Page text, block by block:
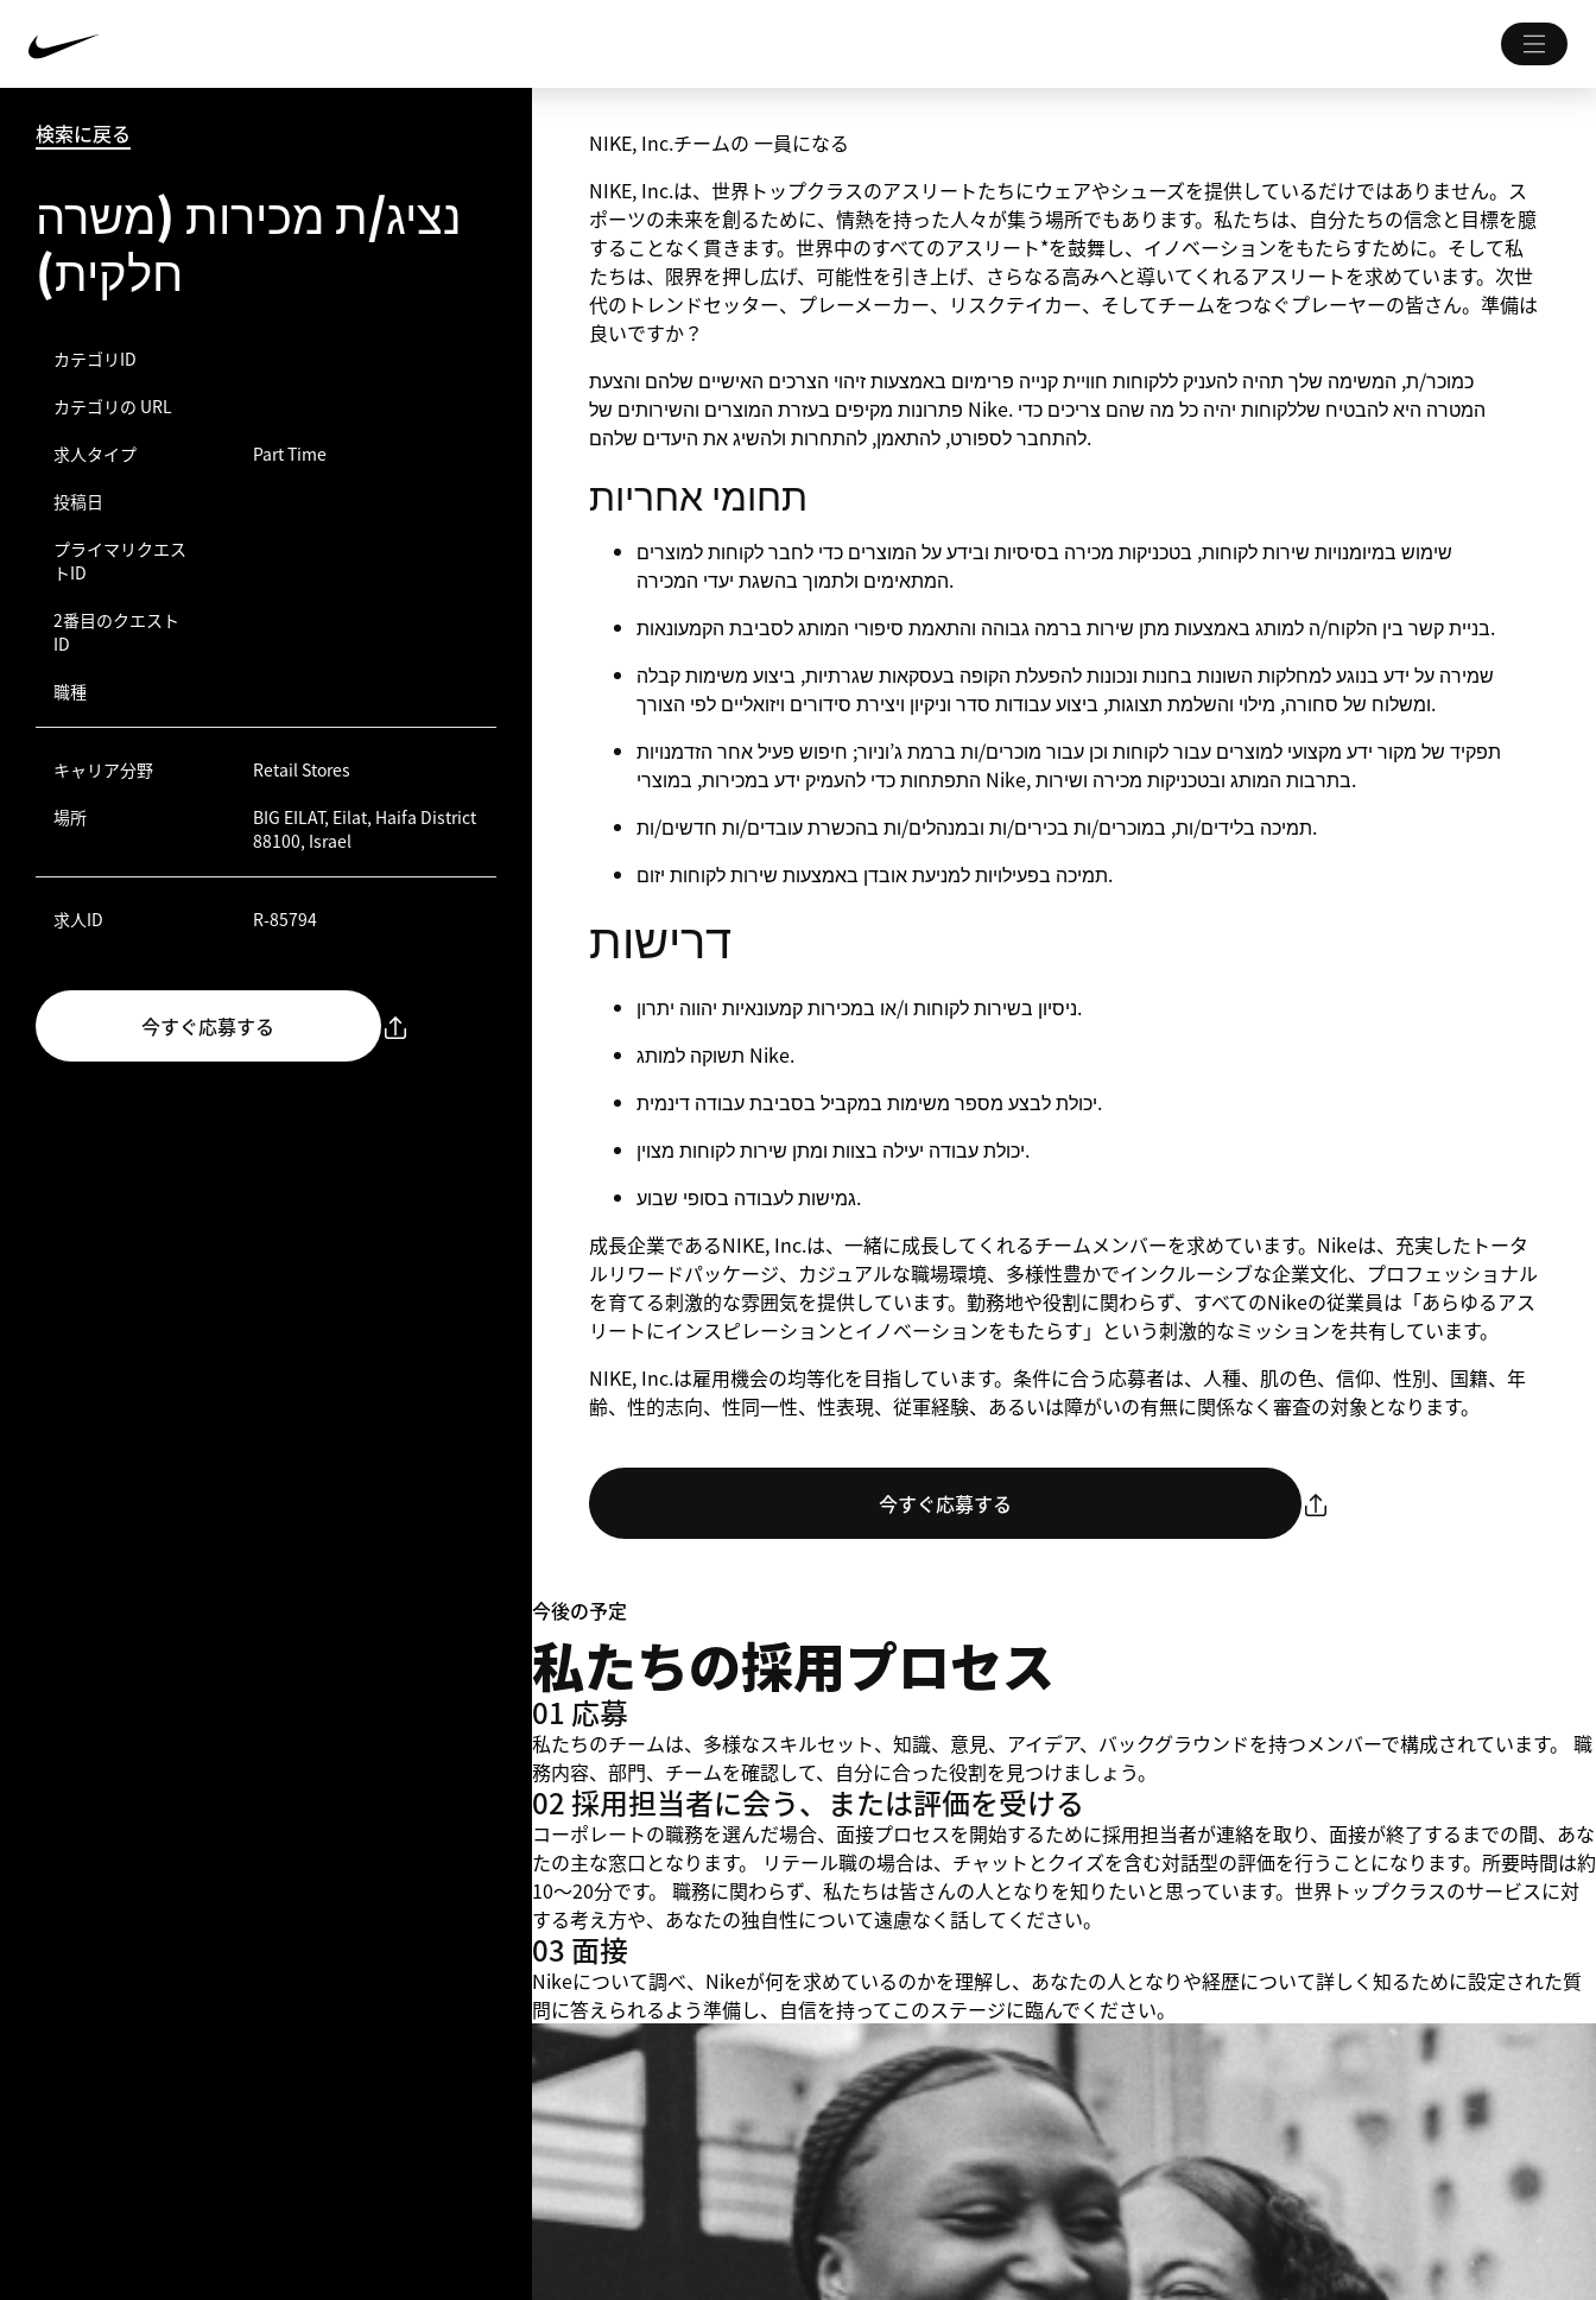
検索に戻る
נציג/ת מכירות (משרה
חלקית)
カテゴリID
カテゴリの URL
求人タイプ
Part Time
投稿日
プライマリクエス
トID
2番目のクエスト
ID
職種
キャリア分野
Retail Stores
場所
BIG EILAT, Eilat, Haifa District
88100, Israel
求人ID R-85794
今すぐ応募する
NIKE, Inc.チームの 一員になる
NIKE, Inc.は、世界トップクラスのアスリートたちにウェアやシューズを提供しているだけではありません。ス
ポーツの未来を創るために、情熱を持った人々が集う場所でもあります。私たちは、自分たちの信念と目標を臆
することなく貫きます。世界中のすべてのアスリート*を鼓舞し、イノベーションをもたらすために。そして私
たちは、限界を押し広げ、可能性を引き上げ、さらなる高みへと導いてくれるアスリートを求めています。次世
代のトレンドセッター、プレーメーカー、リスクテイカー、そしてチームをつなぐプレーヤーの皆さん。準備は
良いですか？
כמוכר/ת, המשימה שלך תהיה להעניק ללקוחות חוויית קנייה פרימיום באמצעות זיהוי הצרכים האישיים שלהם והצעת
פתרונות מקיפים בעזרת המוצרים והשירותים של Nike. המטרה היא להבטיח שללקוחות יהיה כל מה שהם צריכים כדי
להתחבר לספורט, להתאמן, להתחרות ולהשיג את היעדים שלהם.
תחומי אחריות
שימוש במיומנויות שירות לקוחות, בטכניקות מכירה בסיסיות ובידע על המוצרים כדי לחבר לקוחות למוצרים
המתאימים ולתמוך בהשגת יעדי המכירה.
בניית קשר בין הלקוח/ה למותג באמצעות מתן שירות ברמה גבוהה והתאמת סיפורי המותג לסביבת הקמעונאות.
שמירה על ידע בנוגע למחלקות השונות בחנות ונכונות להפעלת הקופה בעסקאות שגרתיות, ביצוע משימות קבלה
ומשלוח של סחורה, מילוי והשלמת תצוגות, ביצוע עבודות סדר וניקיון ויצירת סידורים ויזואליים לפי הצורך.
תפקיד של מקור ידע מקצועי למוצרים עבור לקוחות וכן עבור מוכרים/ות ברמת ג’וניור; חיפוש פעיל אחר הזדמנויות
התפתחות כדי להעמיק ידע במכירות, במוצרי Nike, בתרבות המותג ובטכניקות מכירה ושירות.
תמיכה בלידים/ות, במוכרים/ות בכירים/ות ובמנהלים/ות בהכשרת עובדים/ות חדשים/ות.
תמיכה בפעילויות למניעת אובדן באמצעות שירות לקוחות יזום.
דרישות
ניסיון בשירות לקוחות ו/או במכירות קמעונאיות יהווה יתרון.
תשוקה למותג Nike.
יכולת לבצע מספר משימות במקביל בסביבת עבודה דינמית.
יכולת עבודה יעילה בצוות ומתן שירות לקוחות מצוין.
גמישות לעבודה בסופי שבוע.
成長企業であるNIKE, Inc.は、一緒に成長してくれるチームメンバーを求めています。Nikeは、充実したトータ
ルリワードパッケージ、カジュアルな職場環境、多様性豊かでインクルーシブな企業文化、プロフェッショナル
を育てる刺激的な雰囲気を提供しています。勤務地や役割に関わらず、すべてのNikeの従業員は「あらゆるアス
リートにインスピレーションとイノベーションをもたらす」という刺激的なミッションを共有しています。
NIKE, Inc.は雇用機会の均等化を目指しています。条件に合う応募者は、人種、肌の色、信仰、性別、国籍、年
齢、性的志向、性同一性、性表現、従軍経験、あるいは障がいの有無に関係なく審査の対象となります。
今すぐ応募する
今後の予定
私たちの採用プロセス
01 応募
私たちのチームは、多様なスキルセット、知識、意見、アイデア、バックグラウンドを持つメンバーで構成されています。 職
務内容、部門、チームを確認して、自分に合った役割を見つけましょう。
02 採用担当者に会う、または評価を受ける
コーポレートの職務を選んだ場合、面接プロセスを開始するために採用担当者が連絡を取り、面接が終了するまでの間、あな
たの主な窓口となります。 リテール職の場合は、チャットとクイズを含む対話型の評価を行うことになります。所要時間は約
10～20分です。 職務に関わらず、私たちは皆さんの人となりを知りたいと思っています。世界トップクラスのサービスに対
する考え方や、あなたの独自性について遠慮なく話してください。
03 面接
Nikeについて調べ、Nikeが何を求めているのかを理解し、あなたの人となりや経歴について詳しく知るために設定された質
問に答えられるよう準備し、自信を持ってこのステージに臨んでください。